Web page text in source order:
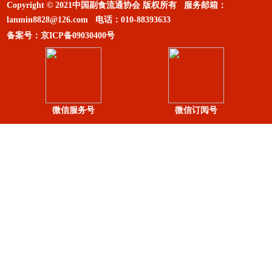
Copyright © 2021中国副食流通协会 版权所有 服务邮箱：
lanmin8828@126.com 电话：010-88393633
备案号：京ICP备09030400号
微信服务号 微信订阅号